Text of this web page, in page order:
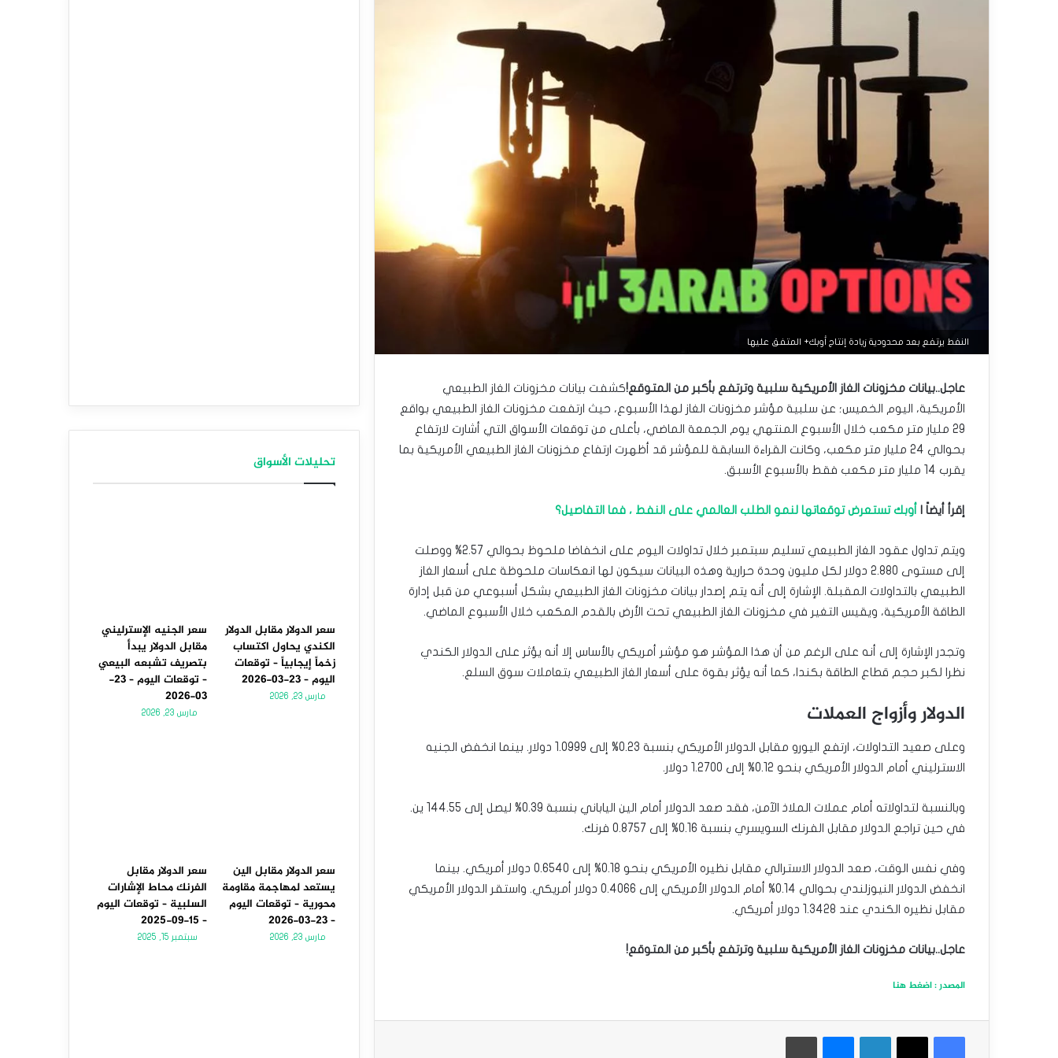
النفط يرتفع بعد محدودية زيادة إنتاج أوبك+ المتفق عليها
عاجل..بيانات مخزونات الغاز الأمريكية سلبية وترتفع بأكبر من المتوقع!كشفت بيانات مخزونات الغاز الطبيعي
الأمريكية، اليوم الخميس؛ عن سلبية مؤشر مخزونات الغاز لهذا الأسبوع، حيث ارتفعت مخزونات الغاز الطبيعي بواقع
29 مليار متر مكعب خلال الأسبوع المنتهي يوم الجمعة الماضي، بأعلى من توقعات الأسواق التي أشارت لارتفاع
بحوالي 24 مليار متر مكعب، وكانت القراءة السابقة للمؤشر قد أظهرت ارتفاع مخزونات الغاز الطبيعي الأمريكية بما
يقرب 14 مليار متر مكعب فقط بالأسبوع الأسبق.
إقرأ أيضاً | أوبك تستعرض توقعاتها لنمو الطلب العالمي على النفط ، فما التفاصيل؟
ويتم تداول عقود الغاز الطبيعي تسليم سبتمبر خلال تداولات اليوم على انخفاضا ملحوظ بحوالي 2.57% ووصلت
إلى مستوى 2.880 دولار لكل مليون وحدة حرارية وهذه البيانات سيكون لها انعكاسات ملحوظة على أسعار الغاز
الطبيعي بالتداولات المقبلة. الإشارة إلى أنه يتم إصدار بيانات مخزونات الغاز الطبيعي بشكل أسبوعي من قبل إدارة
الطاقة الأمريكية، ويقيس التغير في مخزونات الغاز الطبيعي تحت الأرض بالقدم المكعب خلال الأسبوع الماضي.
وتجدر الإشارة إلى أنه على الرغم من أن هذا المؤشر هو مؤشر أمريكي بالأساس إلا أنه يؤثر على الدولار الكندي
نظرا لكبر حجم قطاع الطاقة بكندا، كما أنه يؤثر بقوة على أسعار الغاز الطبيعي بتعاملات سوق السلع.
الدولار وأزواج العملات
وعلى صعيد التداولات، ارتفع اليورو مقابل الدولار الأمريكي بنسبة 0.23% إلى 1.0999 دولار. بينما انخفض الجنيه
الاسترليني أمام الدولار الأمريكي بنحو 0.12% إلى 1.2700 دولار.
وبالنسبة لتداولاته أمام عملات الملاذ الآمن، فقد صعد الدولار أمام الين الياباني بنسبة 0.39% ليصل إلى 144.55 ين.
في حين تراجع الدولار مقابل الفرنك السويسري بنسبة 0.16% إلى 0.8757 فرنك.
وفي نفس الوقت، صعد الدولار الاسترالي مقابل نظيره الأمريكي بنحو 0.18% إلى 0.6540 دولار أمريكي. بينما
انخفض الدولار النيوزلندي بحوالي 0.14% أمام الدولار الأمريكي إلى 0.4066 دولار أمريكي. واستقر الدولار الأمريكي
مقابل نظيره الكندي عند 1.3428 دولار أمريكي.
عاجل..بيانات مخزونات الغاز الأمريكية سلبية وترتفع بأكبر من المتوقع!
المصدر : اضغط هنا
فيسبوك
‫X لينكدإن ماسنجر طباعة
تحليلات الأسواق
سعر الدولار مقابل الدولار
الكندي يحاول اكتساب
زخماً إيجابياً – توقعات
اليوم – 23-03-2026
مارس 23, 2026
سعر الجنيه الإسترليني
مقابل الدولار يبدأ
بتصريف تشبعه البيعي
– توقعات اليوم – 23-
03-2026
مارس 23, 2026
سعر الدولار مقابل الين
يستعد لمهاجمة مقاومة
محورية – توقعات اليوم
– 23-03-2026
مارس 23, 2026
سعر الدولار مقابل
الفرنك محاط الإشارات
السلبية – توقعات اليوم
– 15-09-2025
سبتمبر 15, 2025